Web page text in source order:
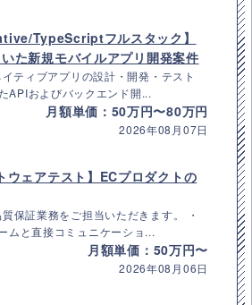
TypeScriptフルスタック】
た新規モバイルアプリ開発案件
ティブアプリの設計・開発・テスト
APIおよびバックエンド開...
月額単価：50万円〜80万円
2026年08月07日
ウェアテスト】ECプロダクトの
保証業務をご担当いただきます。 ・
ムと直接コミュニケーショ...
月額単価：50万円〜
2026年08月06日